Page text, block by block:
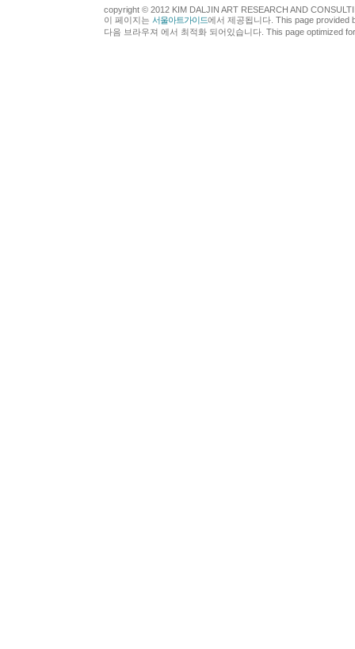
copyright © 2012 KIM DALJIN ART RESEARCH AND
이 페이지는 서울아트가이드에서 제공됩니다. This page provided
다음 브라우져 에서 최적화 되어있습니다. This page optimized